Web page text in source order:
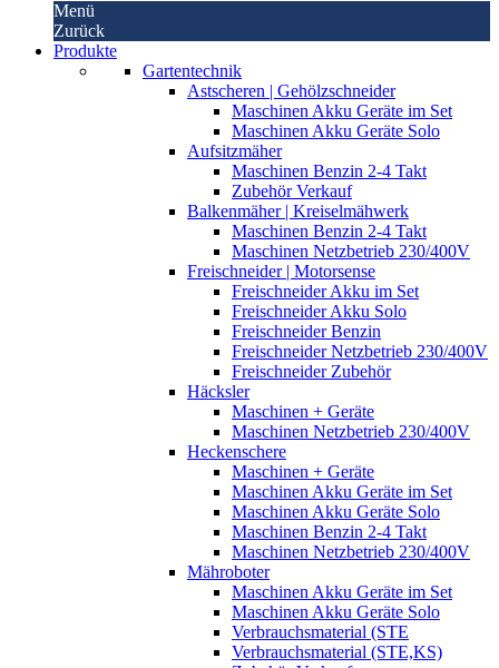
Menü
Zurück
Produkte
Gartentechnik
Astscheren | Gehölzschneider
Maschinen Akku Geräte im Set
Maschinen Akku Geräte Solo
Aufsitzmäher
Maschinen Benzin 2-4 Takt
Zubehör Verkauf
Balkenmäher | Kreiselmähwerk
Maschinen Benzin 2-4 Takt
Maschinen Netzbetrieb 230/400V
Freischneider | Motorsense
Freischneider Akku im Set
Freischneider Akku Solo
Freischneider Benzin
Freischneider Netzbetrieb 230/400V
Freischneider Zubehör
Häcksler
Maschinen + Geräte
Maschinen Netzbetrieb 230/400V
Heckenschere
Maschinen + Geräte
Maschinen Akku Geräte im Set
Maschinen Akku Geräte Solo
Maschinen Benzin 2-4 Takt
Maschinen Netzbetrieb 230/400V
Mähroboter
Maschinen Akku Geräte im Set
Maschinen Akku Geräte Solo
Verbrauchsmaterial (STE
Verbrauchsmaterial (STE,KS)